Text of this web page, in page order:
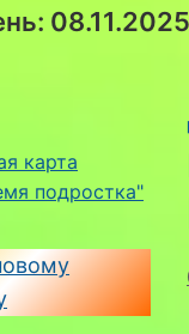
08.11.2025
карта
подростка"